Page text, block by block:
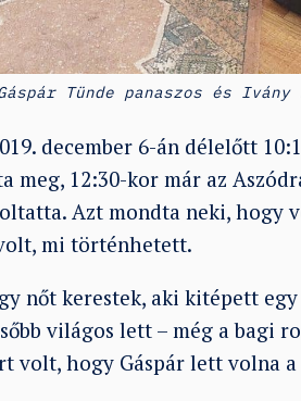
Tünde panaszos és Ivány
december 6-án délelőtt
meg, 12:30-kor már az
Azt mondta neki, hogy
mi történhetett.
nőt kerestek, aki kitépett
világos lett – még a bagi
volt, hogy Gáspár lett volna